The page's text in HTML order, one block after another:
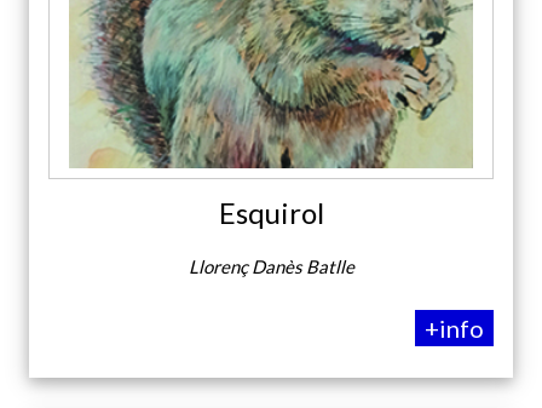
Esquirol
Llorenç Danès Batlle
+info